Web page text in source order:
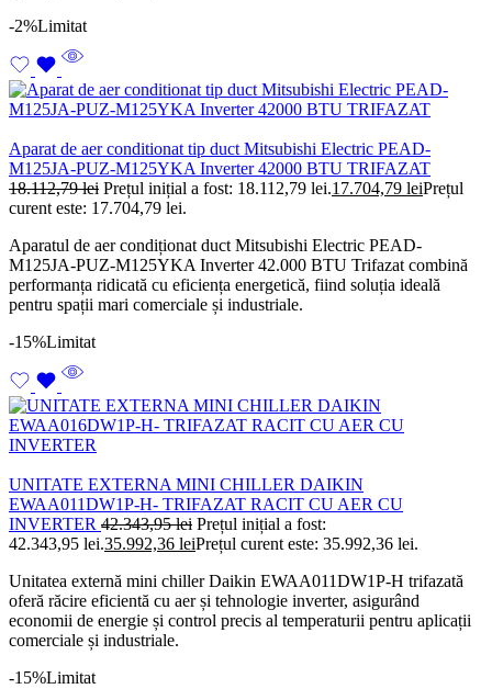
-2%Limitat
Aparat de aer conditionat tip duct Mitsubishi Electric PEAD-
M125JA-PUZ-M125YKA Inverter 42000 BTU TRIFAZAT
18.112,79lei Prețul inițial a fost: 18.112,79 lei.17.704,79 leiPrețul
curent este: 17.704,79 lei.
Aparatul de aer condiționat duct Mitsubishi Electric PEAD-
M125JA-PUZ-M125YKA Inverter 42.000 BTU Trifazat combină
performanța ridicată cu eficiența energetică, fiind soluția ideală
pentru spații mari comerciale și industriale.
-15%Limitat
UNITATE EXTERNA MINI CHILLER DAIKIN
EWAA011DW1P-H- TRIFAZAT RACIT CU AER CU
INVERTER 42.343,95lei Prețul inițial a fost:
42.343,95 lei.35.992,36 leiPrețul curent este: 35.992,36 lei.
Unitatea externă mini chiller Daikin EWAA011DW1P-H trifazată
oferă răcire eficientă cu aer și tehnologie inverter, asigurând
economii de energie și control precis al temperaturii pentru aplicații
comerciale și industriale.
-15%Limitat